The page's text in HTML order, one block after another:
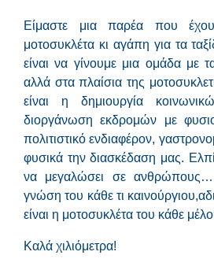
Είμαστε μια παρέα που
μοτοσυκλέτα κι αγάπη για τα
είναι να γίνουμε μια ομάδα με
αλλά στα πλαίσια της
είναι η δημιουργία
διοργάνωση εκδρομών με
πολιτιστικό ενδιαφέρον,
φυσικά την διασκέδαση μας.
να μεγαλώσει σε
γνώση του κάθε τι
είναι η μοτοσυκλέτα του κάθε
Καλά χιλιόμετρα!